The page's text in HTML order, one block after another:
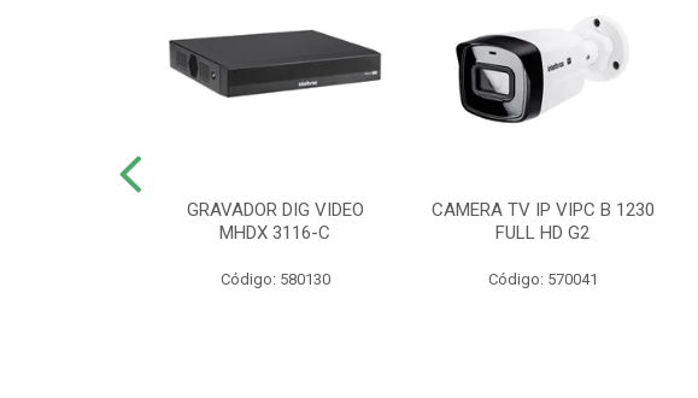
GRAVADOR DIG VIDEO
MHDX 3116-C
Código: 580130
CAMERA TV IP VIPC B 1230
FULL HD G2
Código: 570041